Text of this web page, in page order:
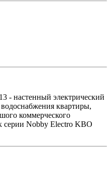
- настенный электрический
квартиры,
коммерческого
серии Nobby Electro KBO